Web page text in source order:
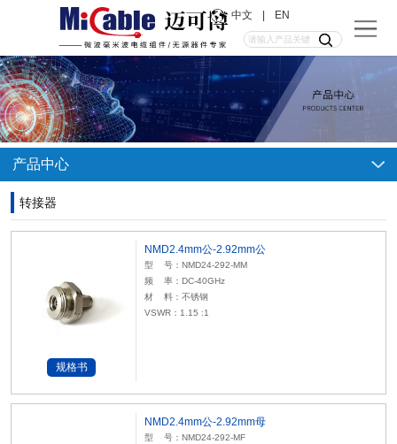
中文 | EN
产品中心
转接器
规格书
NMD2.4mm公-2.92mm公
型 号：NMD24-292-MM
频 率：DC-40GHz
材 料：不锈钢
VSWR：1.15 :1
NMD2.4mm公-2.92mm母
型 号：NMD24-292-MF